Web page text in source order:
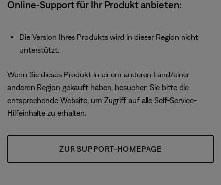
Online-Support für Ihr Produkt anbieten:
Die Version Ihres Produkts wird in dieser Region nicht
unterstützt.
Wenn Sie dieses Produkt in einem anderen Land/einer
anderen Region gekauft haben, besuchen Sie bitte die
entsprechende Website, um Zugriff auf alle Self-Service-
Hilfeinhalte zu erhalten.
ZUR SUPPORT-HOMEPAGE